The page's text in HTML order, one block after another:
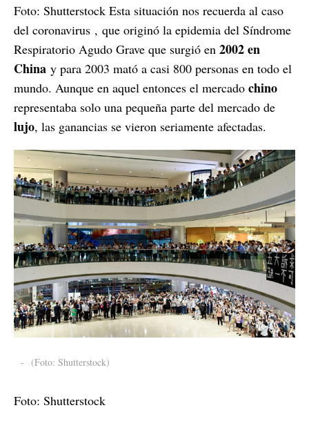
Foto: Shutterstock Esta situación nos recuerda al caso
del coronavirus , que originó la epidemia del Síndrome
Respiratorio Agudo Grave que surgió en 2002 en
China y para 2003 mató a casi 800 personas en todo el
mundo. Aunque en aquel entonces el mercado chino
representaba solo una pequeña parte del mercado de
lujo, las ganancias se vieron seriamente afectadas.
- (Foto: Shutterstock)
Foto: Shutterstock